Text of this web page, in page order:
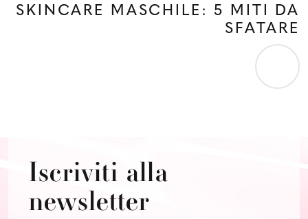
SKINCARE MASCHILE: 5 MITI DA
SFATARE
Iscriviti alla
newsletter